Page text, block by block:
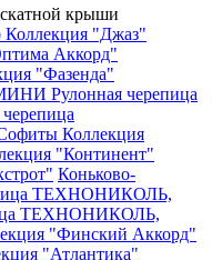
крыши
Коллекция "Джаз"
Аккорд"
"Фазенда"
Рулонная черепица
Коллекция
"Континент"
Коньково-
ТЕХНОНИКОЛЬ,
ТЕХНОНИКОЛЬ,
"Финский Аккорд"
"Атлантика"